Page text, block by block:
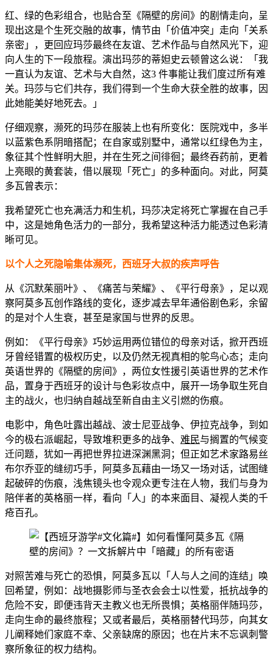
红、绿的色彩组合，也贴合至《隔壁的房间》的剧情走向，呈
现出这是个生死交融的故事，情节由「价值冲突」走向「关系
亲密」，更回应玛莎最终在友谊、艺术作品与自然风光下，迎
向人生的下一段旅程。演出玛莎的蒂妲史云顿曾这么说：「我
一直认为友谊、艺术与大自然，这3 件事能让我们度过所有难
关。玛莎与它们共存，我们得到一个生命大获全胜的故事，因
此她能美好地死去。」
仔细观察，濒死的玛莎在服装上也有所变化：医院戏中，多半
以蓝紫色系阴暗搭配；在自家或别墅中，通常以红绿色为主，
象征其个性鲜明大胆，并在生死之间徘徊；最终吞药前，更着
上亮眼的黄套装，借以展现「死亡」的多种面向。对此，阿莫
多瓦曾表示：
我希望死亡也充满活力和生机，玛莎决定将死亡掌握在自己手
中，这是她角色活力的一部分，我希望这种活力能透过色彩清
晰可见。
以个人之死隐喻集体濒死，西班牙大叔的疾声呼告
从《沉默茱丽叶》、《痛苦与荣耀》、《平行母亲》，足以观
察阿莫多瓦创作路线的变化，逐步减去早年通俗剧色彩，余留
的是对个人生衰，甚至是家国与世界的反思。
例如：《平行母亲》巧妙运用两位错位的母亲对话，掀开西班
牙曾经错置的极权历史，以及仍然无视真相的鸵鸟心态；走向
英语世界的《隔壁的房间》，两位女性援引英语世界的艺术作
品，置身于西班牙的设计与色彩妆点中，展开一场争取生死自
主的战火，也归纳自越战至新自由主义引燃的伤痕。
电影中，角色吐露出越战、波士尼亚战争、伊拉克战争，到如
今的极右派崛起，导致堆积更多的战争、 难民与搁置的气候变
迁问题，犹如一再把世界拉进深渊黑洞；但正如艺术家路易丝
布尔乔亚的缝纫巧手，阿莫多瓦藉由一场又一场对话，试图缝
起破碎的伤痕，浅焦镜头也令观众更专注在人物，我们与身为
陪伴者的英格丽一样，看向「人」的本来面目、凝视人类的千
疮百孔。
对照苦难与死亡的恐惧，阿莫多瓦以「人与人之间的连结」唤
回希望，例如：战地摄影师与圣衣会会士以性爱，抵抗战争的
危险不安，即便违背天主教义也无所畏惧；英格丽伴随玛莎，
走向生命的最终旅程；又或者最后，英格丽替代玛莎，向其女
儿阐释她们家庭不幸、父亲缺席的原因；也在片末不忘讽刺警
察所象征的权力结构。